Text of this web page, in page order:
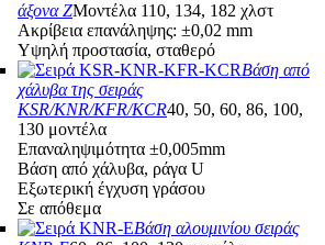
άξονα ZΜοντέλα 110, 134, 182 χλστ
Ακρίβεια επανάληψης: ±0,02 mm
Υψηλή προστασία, σταθερό
Βάση από
χάλυβα της σειράς
KSR/KNR/KFR/KCR40, 50, 60, 86, 100,
130 μοντέλα
Επαναληψιμότητα ±0,005mm
Βάση από χάλυβα, ράγα U
Εξωτερική έγχυση γράσου
Σε απόθεμα
Βάση αλουμινίου σειράς